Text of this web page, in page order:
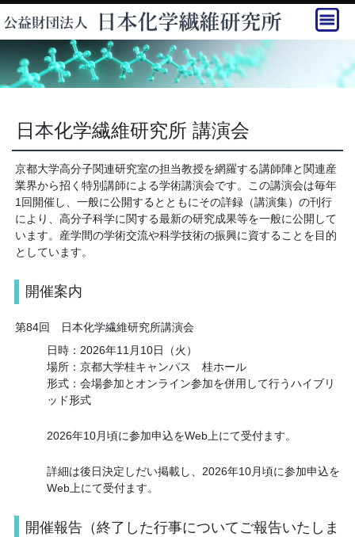
日本化学繊維研究所 講演会
京都大学高分子関連研究室の担当教授を網羅する講師陣と関連産
業界から招く特別講師による学術講演会です。この講演会は毎年
1回開催し、一般に公開するとともにその詳録（講演集）の刊行
により、高分子科学に関する最新の研究成果等を一般に公開して
います。産学間の学術交流や科学技術の振興に資することを目的
としています。
開催案内
第84回 日本化学繊維研究所講演会
日時：2026年11月10日（火）
場所：京都大学桂キャンパス 桂ホール
形式：会場参加とオンライン参加を併用して行うハイブリ
ッド形式
2026年10月頃に参加申込をWeb上にて受付ます。
詳細は後日決定しだい掲載し、2026年10月頃に参加申込を
Web上にて受付ます。
開催報告（終了した行事についてご報告いたしま